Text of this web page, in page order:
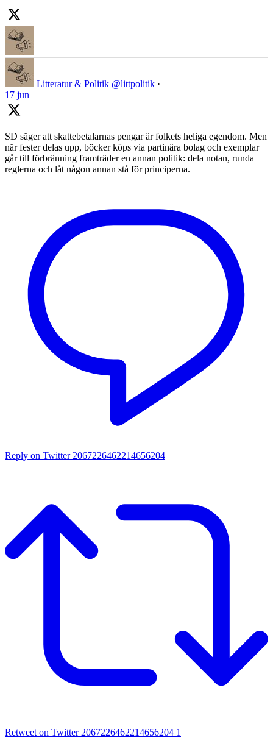
Litteratur & Politik @littpolitik ·
17 jun
SD säger att skattebetalarnas pengar är folkets heliga egendom. Men
när fester delas upp, böcker köps via partinära bolag och exemplar
går till förbränning framträder en annan politik: dela notan, runda
reglerna och låt någon annan stå för principerna.
Reply on Twitter 2067226462214656204
Retweet on Twitter 2067226462214656204 1